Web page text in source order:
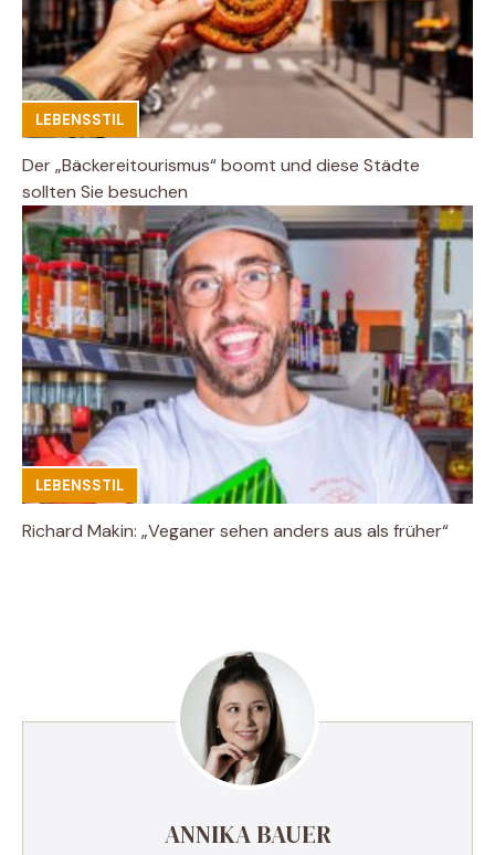
LEBENSSTIL
Der „Bäckereitourismus“ boomt und diese Städte
sollten Sie besuchen
LEBENSSTIL
Richard Makin: „Veganer sehen anders aus als früher“
ANNIKA BAUER